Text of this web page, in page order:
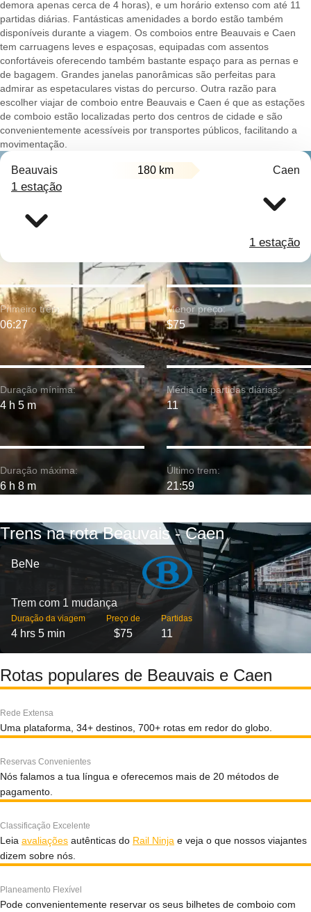
demora apenas cerca de 4 horas), e um horário extenso com até 11
partidas diárias. Fantásticas amenidades a bordo estão também
disponíveis durante a viagem. Os comboios entre Beauvais e Caen
tem carruagens leves e espaçosas, equipadas com assentos
confortáveis oferecendo também bastante espaço para as pernas e
de bagagem. Grandes janelas panorâmicas são perfeitas para
admirar as espetaculares vistas do percurso. Outra razão para
escolher viajar de comboio entre Beauvais e Caen é que as estações
de comboio estão localizadas perto dos centros de cidade e são
convenientemente acessíveis por transportes públicos, facilitando a
movimentação.
Beauvais 180 km Caen
1 estação
1 estação
Duração mínima:
4 h 5 m
Primeiro trem:
06:27
Duração máxima:
6 h 8 m
Menor preço:
$75
Média de partidas diárias:
11
Último trem:
21:59
Trens na rota Beauvais - Caen
BeNe
Trem com 1 mudança
Duração da viagem
4 hrs 5 min
Preço de
$75
Partidas
11
Rotas populares de Beauvais e Caen
Rede Extensa
Uma plataforma, 34+ destinos, 700+ rotas em redor do globo.
Reservas Convenientes
Nós falamos a tua língua e oferecemos mais de 20 métodos de
pagamento.
Classificação Excelente
Leia avaliações autênticas do Rail Ninja e veja o que nossos viajantes
dizem sobre nós.
Planeamento Flexível
Pode convenientemente reservar os seus bilhetes de comboio com